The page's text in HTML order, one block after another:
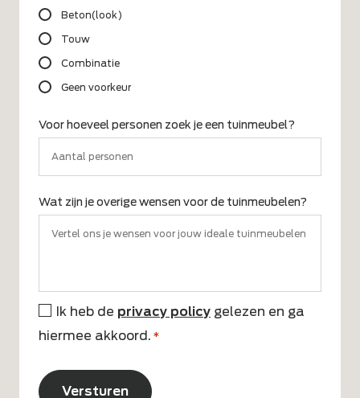
Beton(look)
Touw
Combinatie
Geen voorkeur
Voor hoeveel personen zoek je een tuinmeubel?
Wat zijn je overige wensen voor de tuinmeubelen?
* Ik heb de privacy policy gelezen en ga
hiermee akkoord. *